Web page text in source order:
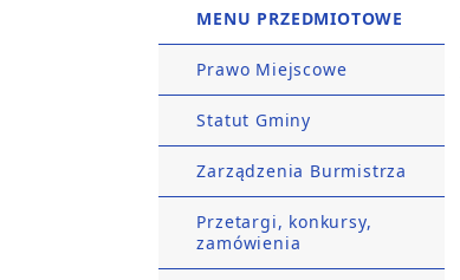
MENU PRZEDMIOTOWE
Prawo Miejscowe
Statut Gminy
Zarządzenia Burmistrza
Przetargi, konkursy,
zamówienia